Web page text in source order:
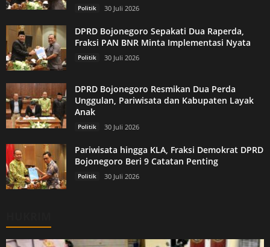
Politik 30 Juli 2026
DPRD Bojonegoro Sepakati Dua Raperda,
Fraksi PAN BNR Minta Implementasi Nyata
Politik 30 Juli 2026
DPRD Bojonegoro Resmikan Dua Perda
Unggulan, Pariwisata dan Kabupaten Layak
Anak
Politik 30 Juli 2026
Pariwisata hingga KLA, Fraksi Demokrat DPRD
Bojonegoro Beri 9 Catatan Penting
Politik 30 Juli 2026